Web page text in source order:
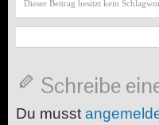
Dieser Beitrag besitzt kein
Schreibe
Du musst